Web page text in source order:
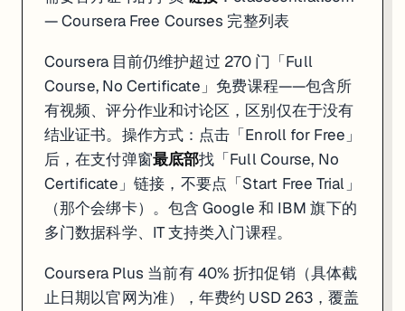
— Coursera Free Courses 完整列表
Coursera 目前仍维护超过 270 门「Full
Course, No Certificate」免费课程——包含所
有视频、评分作业和讨论区，区别仅在于没有
结业证书。操作方式：点击「Enroll for Free」
后，在支付弹窗最底部找「Full Course, No
Certificate」链接，不要点「Start Free Trial」
（那个会绑卡）。包含 Google 和 IBM 旗下的
多门数据科学、IT 支持类入门课程。
Coursera Plus 当前有 40% 折扣促销（具体截
止日期以官网为准），年费约 USD 263，覆盖